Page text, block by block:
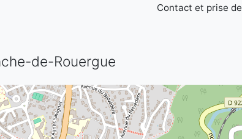
Contact et prise
de-Rouergue